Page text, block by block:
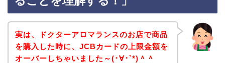
実は、ドクターアロマランスのお店で商品
を購入した時に、JCBカードの上限金額を
オーバーしちゃいました～(･∀･`*)＾＾